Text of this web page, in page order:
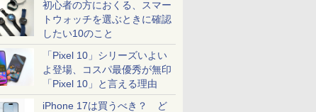
初心者の方におくる、スマー
トウォッチを選ぶときに確認
したい10のこと
「Pixel 10」シリーズいよい
よ登場、コスパ最優秀が無印
「Pixel 10」と言える理由
iPhone 17は買うべき？ ど